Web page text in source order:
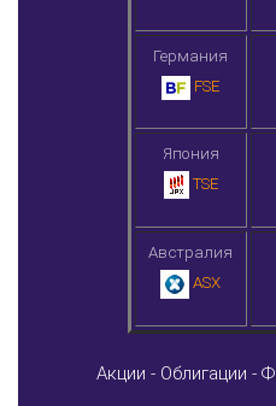
Германия
FSE
Япония
TSE
Австралия
ASX
Акции - Облигации -